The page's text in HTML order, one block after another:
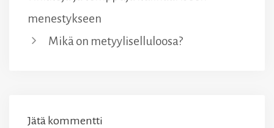
menestykseen
Mikä on metyyliselluloosa?
Jätä kommentti